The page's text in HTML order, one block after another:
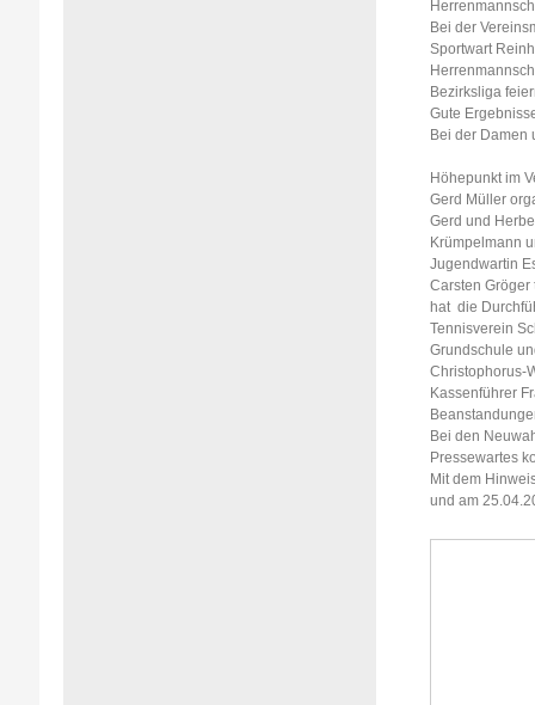
Bei der
Sportwart
Bezirksliga
Gute
Bei der Damen
Höhepunkt im
Gerd Müller
Gerd und
Krümpelmann
Jugendwartin
Carsten
hat die
Tennisverein
Grundschule
Christophorus-
Kassenführer
Bei den
Pressewartes
Mit dem
und am